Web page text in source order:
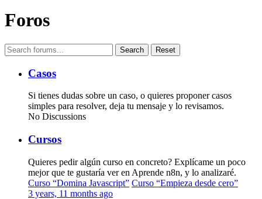
Foros
Reset
Casos
Si tienes dudas sobre un caso, o quieres proponer casos
simples para resolver, deja tu mensaje y lo revisamos.
No Discussions
Cursos
Quieres pedir algún curso en concreto? Explícame un poco
mejor que te gustaría ver en Aprende n8n, y lo analizaré.
Curso “Domina Javascript” Curso “Empieza desde cero”
3 years, 11 months ago